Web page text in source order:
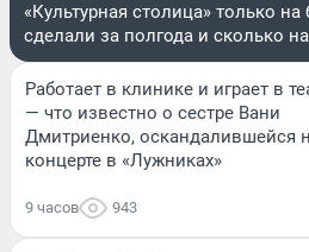
«Культурная столица» только на
сделали за полгода и сколько
Работает в клинике и играет в
— что известно о сестре Вани
Дмитриенко, оскандалившейся
концерте в «Лужниках»
9 часов 943